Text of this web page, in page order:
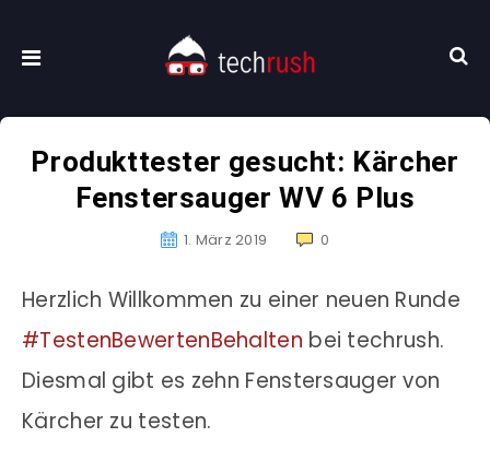
Produkttester gesucht: Kärcher
Fenstersauger WV 6 Plus
1. März 2019 0
Herzlich Willkommen zu einer neuen Runde
#TestenBewertenBehalten bei techrush.
Diesmal gibt es zehn Fenstersauger von
Kärcher zu testen.